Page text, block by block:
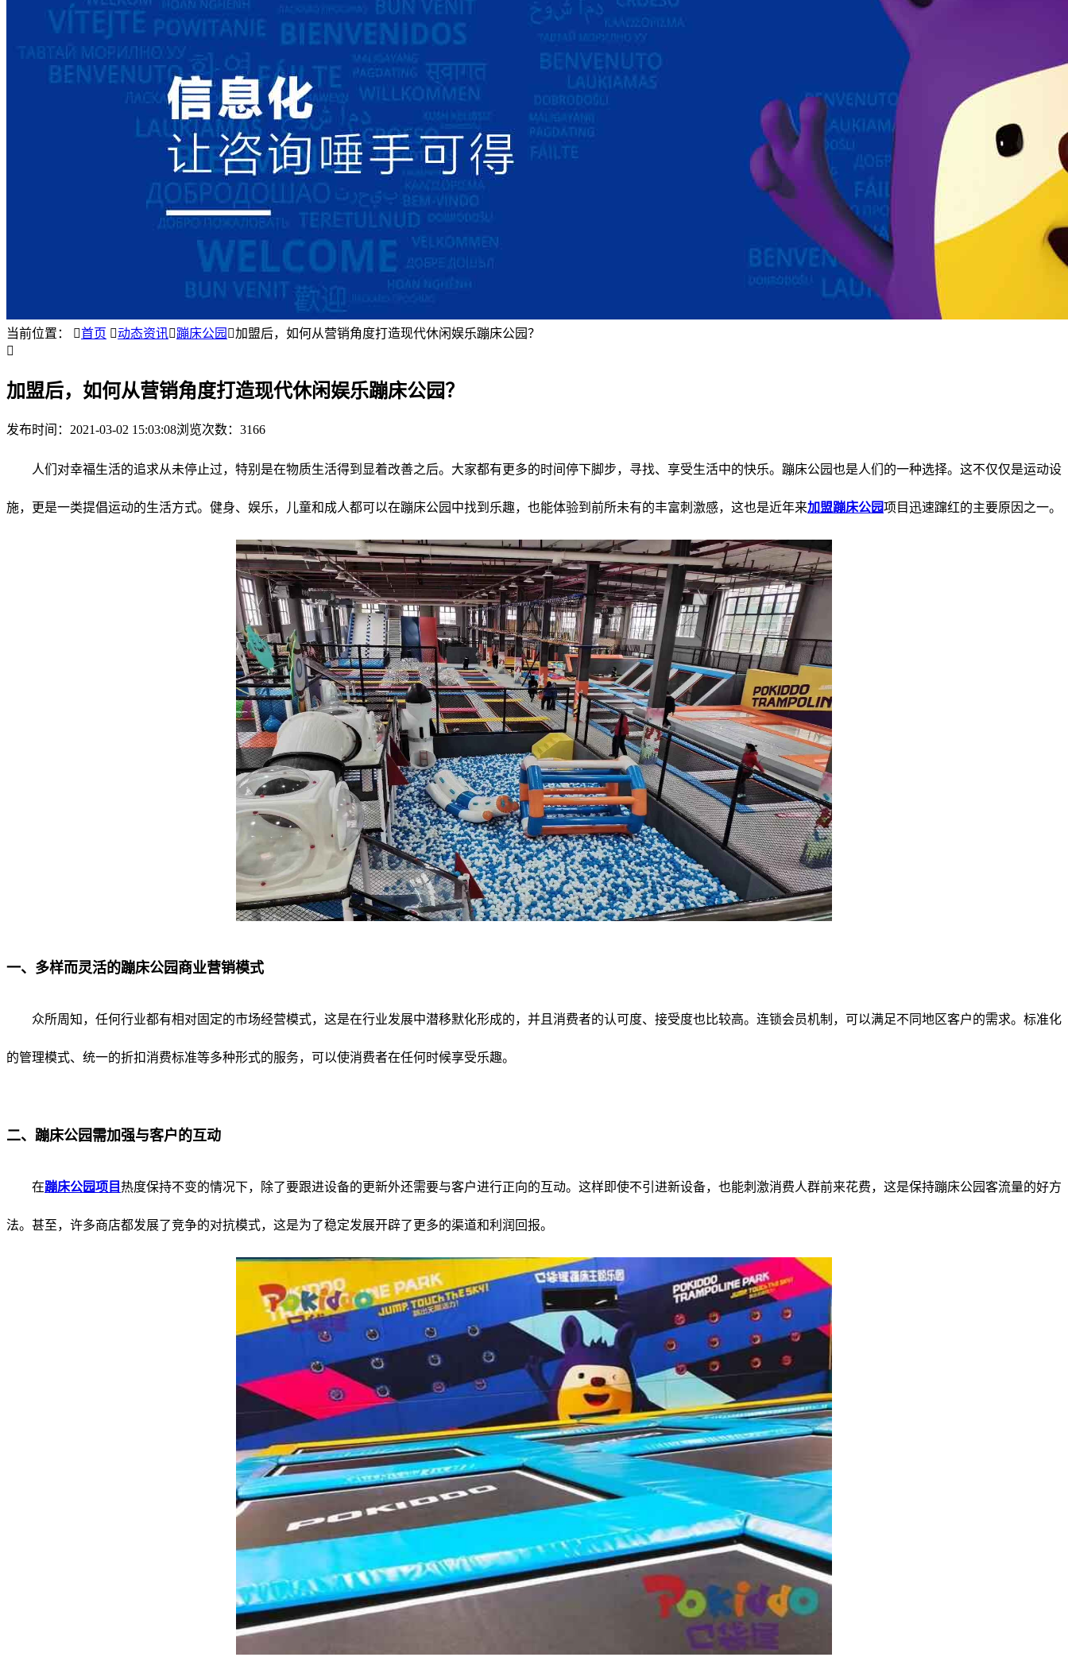
当前位置： 首页 动态资讯蹦床公园 加盟后，如何从营销角度打造现代休闲娱乐蹦床公园？

加盟后，如何从营销角度打造现代休闲娱乐蹦床公园？
发布时间： 2021-03-02 15:03:08浏览次数：3166
人们对幸福生活的追求从未停止过，特别是在物质生活得到显着改善之后。大家都有更多的时间停下脚步，寻找、享受生活中的快乐。蹦床公园也是人们的一种选择。这不仅仅是运动设
施，更是一类提倡运动的生活方式。健身、娱乐，儿童和成人都可以在蹦床公园中找到乐趣，也能体验到前所未有的丰富刺激感，这也是近年来加盟蹦床公园项目迅速蹿红的主要原因之一。
一、多样而灵活的蹦床公园商业营销模式
众所周知，任何行业都有相对固定的市场经营模式，这是在行业发展中潜移默化形成的，并且消费者的认可度、接受度也比较高。连锁会员机制，可以满足不同地区客户的需求。标准化
的管理模式、统一的折扣消费标准等多种形式的服务，可以使消费者在任何时候享受乐趣。
二、蹦床公园需加强与客户的互动
在蹦床公园项目热度保持不变的情况下，除了要跟进设备的更新外还需要与客户进行正向的互动。这样即使不引进新设备，也能刺激消费人群前来花费，这是保持蹦床公园客流量的好方
法。甚至，许多商店都发展了竞争的对抗模式，这是为了稳定发展开辟了更多的渠道和利润回报。